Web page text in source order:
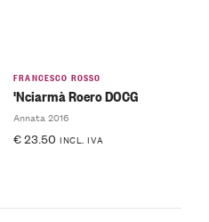
FRANCESCO ROSSO
'Nciarmà Roero DOCG
Annata 2016
€23.50 INCL. IVA